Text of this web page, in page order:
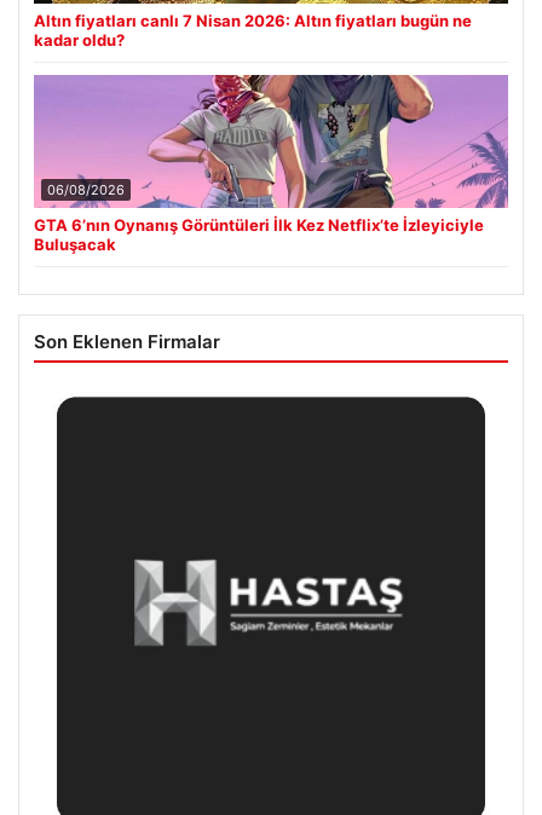
Altın fiyatları canlı 7 Nisan 2026: Altın fiyatları bugün ne
kadar oldu?
06/08/2026
GTA 6’nın Oynanış Görüntüleri İlk Kez Netflix’te İzleyiciyle
Buluşacak
Son Eklenen Firmalar